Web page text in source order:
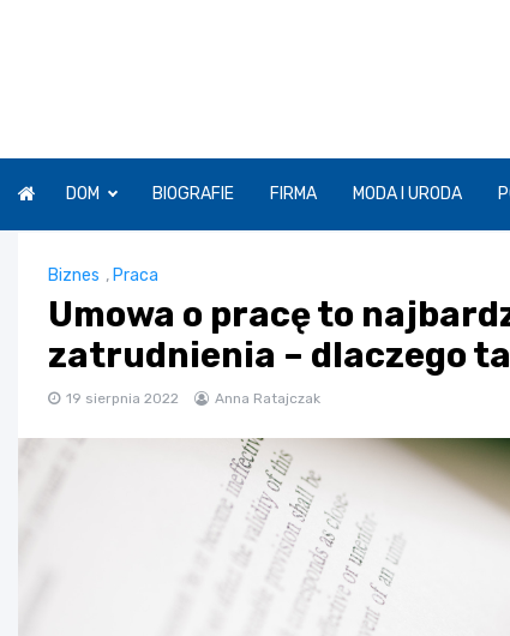
DOM BIOGRAFIE FIRMA MODA I URODA
Biznes , Praca
Umowa o pracę to
zatrudnienia – dlaczego
19 sierpnia 2022 Anna Ratajczak